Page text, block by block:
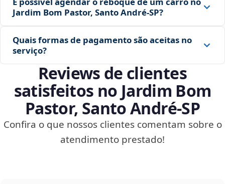
Jardim Bom Pastor, Santo André‑SP?
Quais formas de pagamento são aceitas no
serviço?
Reviews de clientes
satisfeitos no Jardim Bom
Pastor, Santo André‑SP
Confira o que nossos clientes comentam sobre o
atendimento prestado!